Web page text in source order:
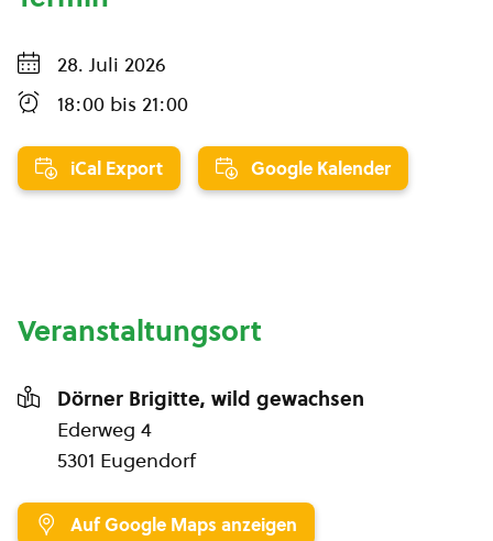
28. Juli 2026
18:00 bis 21:00
iCal Export Google Kalender
Veranstaltungsort
Dörner Brigitte, wild gewachsen
Ederweg 4
5301 Eugendorf
Auf Google Maps anzeigen